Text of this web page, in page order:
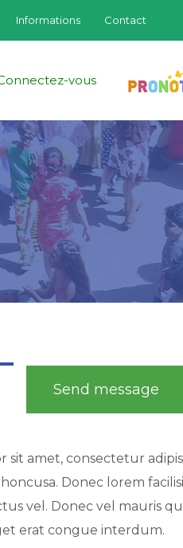
Informations Contact
vous
Send message
sit amet, consectetur
Donec lorem
vel. Donec vel mauris
erat congue interdum.